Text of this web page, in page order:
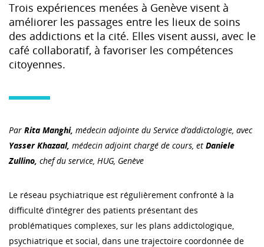
Trois expériences menées à Genève visent à
améliorer les passages entre les lieux de soins
des addictions et la cité. Elles visent aussi, avec le
café collaboratif, à favoriser les compétences
citoyennes.
Par Rita Manghi, médecin adjointe du Service d’addictologie, avec
Yasser Khazaal, médecin adjoint chargé de cours, et Daniele
Zullino, chef du service, HUG, Genève
Le réseau psychiatrique est régulièrement confronté à la
difficulté d’intégrer des patients présentant des
problématiques complexes, sur les plans addictologique,
psychiatrique et social, dans une trajectoire coordonnée de